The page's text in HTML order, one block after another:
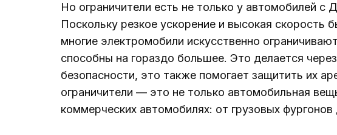
Но ограничители есть не только у автомобилей с
Поскольку резкое ускорение и высокая скорость
многие электромобили искусственно
способны на гораздо большее. Это делается
безопасности, это также помогает защитить их
ограничители — это не только автомобильная
коммерческих автомобилях: от грузовых